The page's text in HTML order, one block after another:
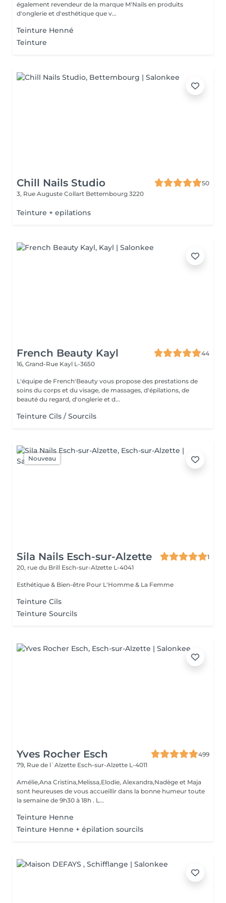
également revendeur de la marque M'Nails en produits
d'onglerie et d'esthétique que v...
Teinture Henné
Teinture
Chill Nails Studio
50
3, Rue Auguste Collart Bettembourg 3220
Teinture + epilations
French Beauty Kayl
44
16, Grand-Rue Kayl L-3650
L'équipe de French'Beauty vous propose des prestations de
soins du corps et du visage, de massages, d'épilations, de
beauté du regard, d'onglerie et d...
Teinture Cils / Sourcils
Nouveau
Sila Nails Esch-sur-Alzette
1
20, rue du Brill Esch-sur-Alzette L-4041
Esthétique & Bien-être Pour L'Homme & La Femme
Teinture Cils
Teinture Sourcils
Yves Rocher Esch
499
79, Rue de l`Alzette Esch-sur-Alzette L-4011
Amélie,Ana Cristina,Melissa,Elodie, Alexandra,Nadège et Maja
sont heureuses de vous accueillir dans la bonne humeur toute
la semaine de 9h30 à 18h . L...
Teinture Henne
Teinture Henne + épilation sourcils